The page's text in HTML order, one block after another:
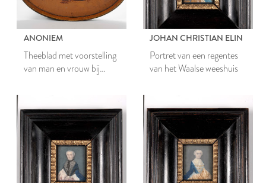
ANONIEM
Theeblad met voorstelling
van man en vrouw bij
JOHAN CHRISTIAN ELIN
Portret van een regentes
van het Waalse weeshuis